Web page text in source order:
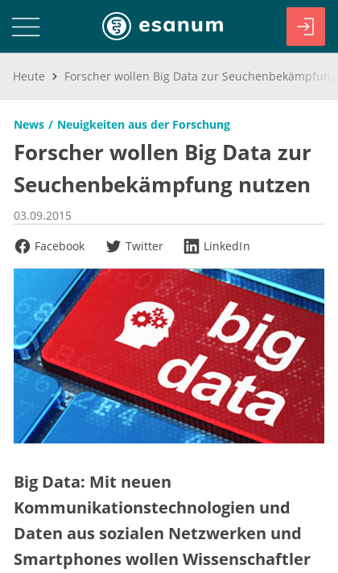
Heute
News Neuigkeiten aus der Forschung
Forscher wollen Big Data zur
Seuchenbekämpfung nutzen
03.09.2015
Facebook
Twitter LinkedIn
Big Data: Mit neuen
Kommunikationstechnologien und
Daten aus sozialen Netzwerken und
Smartphones wollen Wissenschaftler